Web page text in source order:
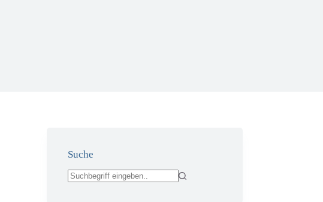
Suche